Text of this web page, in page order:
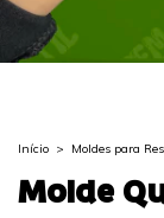
Início > Moldes para
Molde